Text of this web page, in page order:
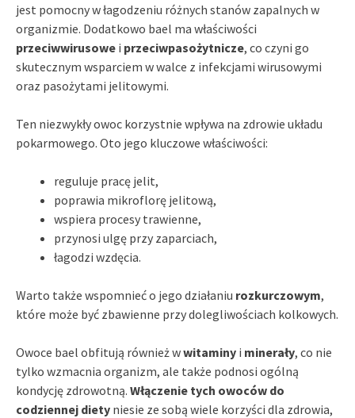
jest pomocny w łagodzeniu różnych stanów zapalnych w
organizmie. Dodatkowo bael ma właściwości
przeciwwirusowe i przeciwpasożytnicze, co czyni go
skutecznym wsparciem w walce z infekcjami wirusowymi
oraz pasożytami jelitowymi.
Ten niezwykły owoc korzystnie wpływa na zdrowie układu
pokarmowego. Oto jego kluczowe właściwości:
reguluje pracę jelit,
poprawia mikroflorę jelitową,
wspiera procesy trawienne,
przynosi ulgę przy zaparciach,
łagodzi wzdęcia.
Warto także wspomnieć o jego działaniu rozkurczowym,
które może być zbawienne przy dolegliwościach kolkowych.
Owoce bael obfitują również wwitaminy i minerały, co nie
tylko wzmacnia organizm, ale także podnosi ogólną
kondycję zdrowotną. Włączenie tych owoców do
codziennej diety niesie ze sobą wiele korzyści dla zdrowia,